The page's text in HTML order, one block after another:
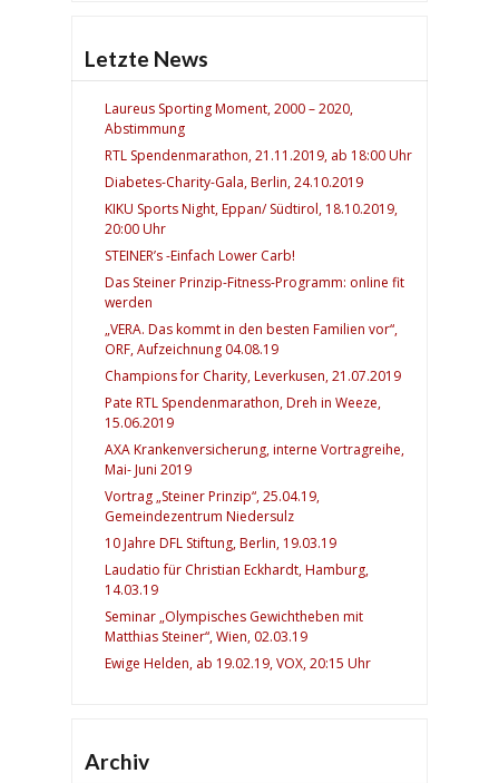
Letzte News
Laureus Sporting Moment, 2000 – 2020,
Abstimmung
RTL Spendenmarathon, 21.11.2019, ab 18:00 Uhr
Diabetes-Charity-Gala, Berlin, 24.10.2019
KIKU Sports Night, Eppan/ Südtirol, 18.10.2019,
20:00 Uhr
STEINER’s -Einfach Lower Carb!
Das Steiner Prinzip-Fitness-Programm: online fit
werden
„VERA. Das kommt in den besten Familien vor“,
ORF, Aufzeichnung 04.08.19
Champions for Charity, Leverkusen, 21.07.2019
Pate RTL Spendenmarathon, Dreh in Weeze,
15.06.2019
AXA Krankenversicherung, interne Vortragreihe,
Mai- Juni 2019
Vortrag „Steiner Prinzip“, 25.04.19,
Gemeindezentrum Niedersulz
10 Jahre DFL Stiftung, Berlin, 19.03.19
Laudatio für Christian Eckhardt, Hamburg,
14.03.19
Seminar „Olympisches Gewichtheben mit
Matthias Steiner“, Wien, 02.03.19
Ewige Helden, ab 19.02.19, VOX, 20:15 Uhr
Archiv